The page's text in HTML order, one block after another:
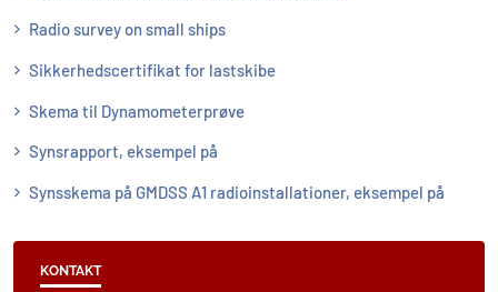
Radio survey on small ships
Sikkerhedscertifikat for lastskibe
Skema til Dynamometerprøve
Synsrapport, eksempel på
Synsskema på GMDSS A1 radioinstallationer, eksempel på
KONTAKT